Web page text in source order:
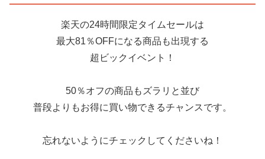
楽天の24時間限定タイムセールは
最大81％OFFになる商品も出現する
超ビックイベント！
50％オフの商品もズラリと並び
普段よりもお得に買い物できるチャンスです。
忘れないようにチェックしてくださいね！